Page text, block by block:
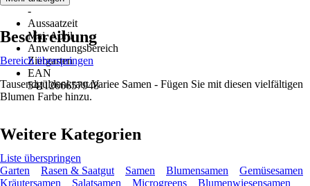
-
Aussaatzeit
Mai, April
Anwendungsbereich
Ziergarten
EAN
5411266657948
Beschreibung
Bereich überspringen
Tausendgüldenkraut Variee Samen - Fügen Sie mit diesen vielfältigen
Blumen Farbe hinzu.
Weitere Kategorien
Liste überspringen
Garten
Rasen & Saatgut Samen Blumensamen
Gemüsesamen
Kräutersamen
Salatsamen Microgreens Blumenwiesensamen